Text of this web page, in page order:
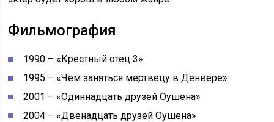
Фильмография
1990 – «Крестный отец 3»
1995 – «Чем заняться мертвецу в Денвере»
2001 – «Одиннадцать друзей Оушена»
2004 – «Двенадцать друзей Оушена»